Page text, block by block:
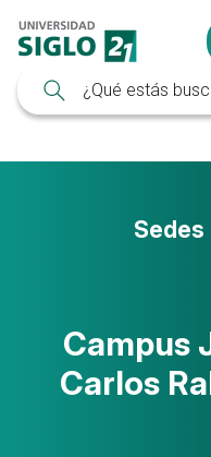
Sedes
Campus
Carlos